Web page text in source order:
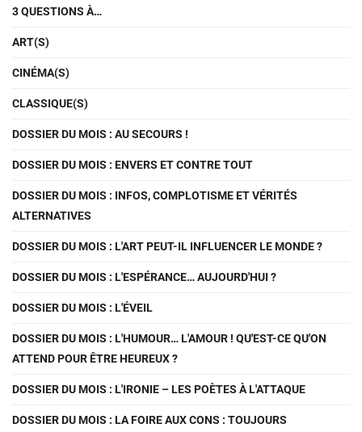
3 QUESTIONS À…
ART(S)
CINÉMA(S)
CLASSIQUE(S)
DOSSIER DU MOIS : AU SECOURS !
DOSSIER DU MOIS : ENVERS ET CONTRE TOUT
DOSSIER DU MOIS : INFOS, COMPLOTISME ET VÉRITÉS
ALTERNATIVES
DOSSIER DU MOIS : L'ART PEUT-IL INFLUENCER LE MONDE ?
DOSSIER DU MOIS : L'ESPÉRANCE… AUJOURD'HUI ?
DOSSIER DU MOIS : L'ÉVEIL
DOSSIER DU MOIS : L'HUMOUR… L'AMOUR ! QU'EST-CE QU'ON
ATTEND POUR ÊTRE HEUREUX ?
DOSSIER DU MOIS : L'IRONIE – LES POÈTES À L'ATTAQUE
DOSSIER DU MOIS : LA FOIRE AUX CONS : TOUJOURS